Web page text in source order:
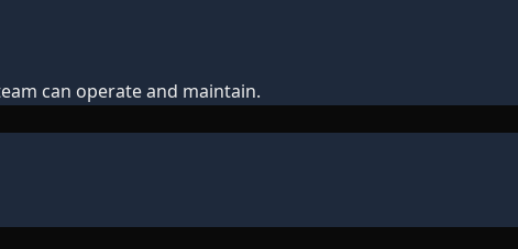
can operate and maintain.